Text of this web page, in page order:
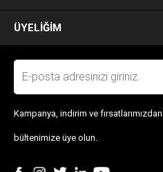
ÜYELIĞIM
Kampanya, indirim ve
bültenimize üye olun.